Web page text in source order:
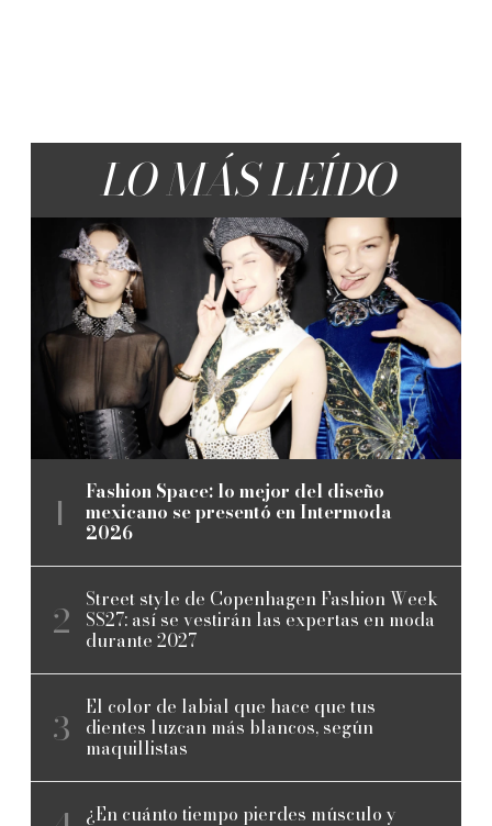
LO MÁS LEÍDO
Fashion Space: lo mejor del diseño
mexicano se presentó en Intermoda
2026
Street style de Copenhagen Fashion Week
SS27: así se vestirán las expertas en moda
durante 2027
El color de labial que hace que tus
dientes luzcan más blancos, según
maquillistas
¿En cuánto tiempo pierdes músculo y